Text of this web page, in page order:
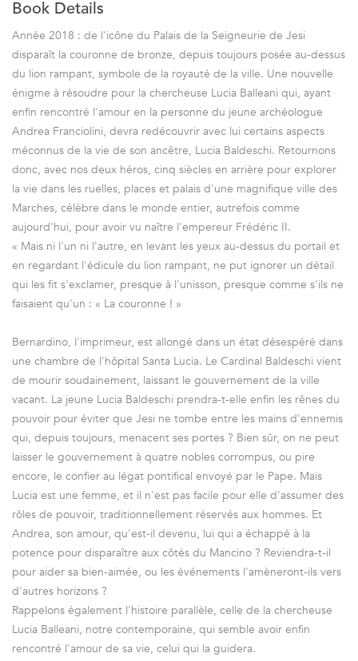
Book Details
Année 2018 : de l'icône du Palais de la Seigneurie de Jesi
disparaît la couronne de bronze, depuis toujours posée au-dessus
du lion rampant, symbole de la royauté de la ville. Une nouvelle
énigme à résoudre pour la chercheuse Lucia Balleani qui, ayant
enfin rencontré l'amour en la personne du jeune archéologue
Andrea Franciolini, devra redécouvrir avec lui certains aspects
méconnus de la vie de son ancêtre, Lucia Baldeschi. Retournons
donc, avec nos deux héros, cinq siècles en arrière pour explorer
la vie dans les ruelles, places et palais d'une magnifique ville des
Marches, célèbre dans le monde entier, autrefois comme
aujourd'hui, pour avoir vu naître l'empereur Frédéric II.
« Mais ni l'un ni l'autre, en levant les yeux au-dessus du portail et
en regardant l'édicule du lion rampant, ne put ignorer un détail
qui les fit s'exclamer, presque à l'unisson, presque comme s'ils ne
faisaient qu'un : « La couronne ! »
Bernardino, l'imprimeur, est allongé dans un état désespéré dans
une chambre de l'hôpital Santa Lucia. Le Cardinal Baldeschi vient
de mourir soudainement, laissant le gouvernement de la ville
vacant. La jeune Lucia Baldeschi prendra-t-elle enfin les rênes du
pouvoir pour éviter que Jesi ne tombe entre les mains d'ennemis
qui, depuis toujours, menacent ses portes ? Bien sûr, on ne peut
laisser le gouvernement à quatre nobles corrompus, ou pire
encore, le confier au légat pontifical envoyé par le Pape. Mais
Lucia est une femme, et il n'est pas facile pour elle d'assumer des
rôles de pouvoir, traditionnellement réservés aux hommes. Et
Andrea, son amour, qu'est-il devenu, lui qui a échappé à la
potence pour disparaître aux côtés du Mancino ? Reviendra-t-il
pour aider sa bien-aimée, ou les événements l'amèneront-ils vers
d'autres horizons ?
Rappelons également l'histoire parallèle, celle de la chercheuse
Lucia Balleani, notre contemporaine, qui semble avoir enfin
rencontré l'amour de sa vie, celui qui la guidera.